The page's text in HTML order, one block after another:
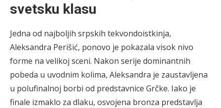
svetsku klasu
Jedna od najboljih srpskih tekvondoistkinja,
Aleksandra Perišić, ponovo je pokazala visok nivo
forme na velikoj sceni. Nakon serije dominantnih
pobeda u uvodnim kolima, Aleksandra je zaustavljena
u polufinalnoj borbi od predstavnice Grčke. Iako je
finale izmaklo za dlaku, osvojena bronza predstavlja